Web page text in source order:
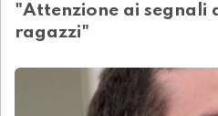
"Attenzione ai segnali
ragazzi"